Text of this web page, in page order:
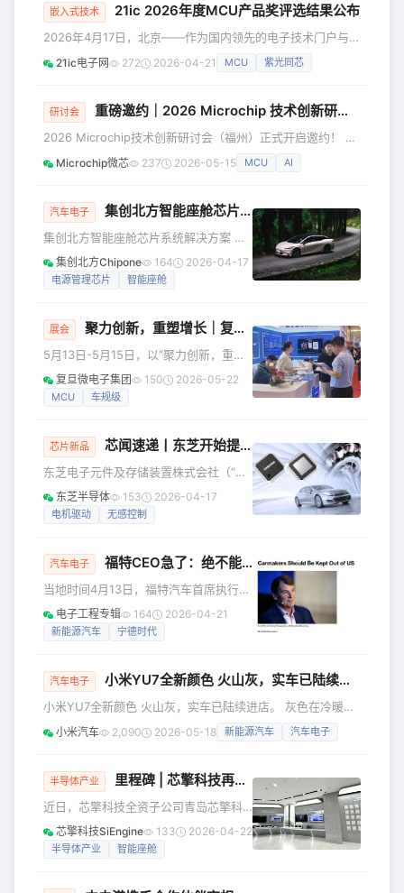
术积累与创新，获得市场的高度认可，
最终成功斩获“电机控制技术市场优秀表
现企业奖”这一殊荣。 此次获奖，不仅是
对凌鸥创芯在电机控制领域持续投入的
求的精准洞察。我们倾力打造的
LKS32AT03
嵌入式技术 21ic 2026年度MCU产品奖评选结果公布
2026年4月17日，北京——作为国内领先的电子技术门户与工
程师社区，21ic电子网今日正式公布“21ic 2026年度MCU产
品奖”评选结果。本次评选聚焦MCU在“应用定义芯片”时代的
底层技术演进与应用长板，划分为多个专业赛道，旨在为广大
设计工程师提供权威、实用的选型参考。 本次评选严格考察
产品的量化参数（如主频、功耗、环路延迟、采样精度等
21ic电子网 272 2026-04-21 MCU 紫光同芯
研讨会 重磅邀约｜2026 Microchip 技术创新研讨会（福州），与您共探 AI 与汽车工业新机遇
2026 Microchip技术创新研讨会（福州）正式开启邀约！ 本
次研讨会将聚焦AI与汽车、工业技术的深度融合，深挖行业变
革带来的全新发展机遇，诚邀行业同仁、研发工程师、企业技
同探索智能、互联、安全领域的未来发展新方向。 本场技术
创新研讨会将重点聚焦： ✅ AI与电动汽车推动的高效能源转
换 ✅ AI时代MCU / MPU的开发新模式
Microchip微芯 237 2026-05-15 MCU AI
汽车电子 集创北方智能座舱芯片系统解决方案量产上车昊铂GT轿车
集创北方智能座舱芯片系统解决方案 量
产上车昊铂GT轿车 近日，广汽集团高端
新能源品牌昊铂旗下中大型运动轿跑昊
案，精准匹配昊铂 GT 智能座舱部件，
以全自研国产化芯片技术，为整车智能
座舱核心交互环节提供稳定、高效、安
全的底层技术支撑。 此次搭载的集创北
方车规级显示触控一体化芯片
供应链的车
集创北方Chipone 164 2026-04-17
电源管理芯片 智能座舱
展会 聚力创新，重塑增长｜复旦微电子精彩亮相第五届上海国际充换电与光储充展览会
5月13日-5月15日，以“聚力创新，重塑
增长”为主题的2026第五届上海国际充换
电与光储充展览会在上海汽车会展中心
电站、光储充、充电运营、电动重卡等
核心方向，是一场为充换电产业定调、
赋能、聚势的年度盛会。 复旦微电子集
团携多款汽车充电桩/枪漏电保护芯片受
邀亮相，展台现场客商驻足咨询、行业
子在新能
复旦微电子集团 150 2026-05-22
MCU 车规级
芯片新品 芯闻速递丨东芝开始提供集成微控制器与电机驱动电路的新一代“SmartMCD™”系列产品的工程样品
东芝电子元件及存储装置株式会社（“东
芝”）今日宣布，推出集成了微控制器
（MCU）与电机驱动电路的新一代
3相直流无刷电机低速运行的无感控制技
术，现已开始提供工程样品。
TB9M030FG适用于电动水泵、电动油
泵、电动风扇以及电动鼓风机等汽车应
用中3相直流无刷电机的无感控制。 随
化进
东芝半导体 153 2026-04-17
电机驱动 无感控制
汽车电子 福特CEO急了：绝不能让中国车进美国！
当地时间4月13日，福特汽车首席执行官
吉姆·法利（Jim Farley）在接受福克斯
新闻频道《福克斯与朋友们》（Fox
内的美国汽车制造商构成"生存威
胁"，"绝不能让中国车进入美国"。 曾提
议中美合资建厂 法利指出，中国拥有足
够生产超过5000万辆汽车的产能，"足以
们绝不能让他们
电子工程专辑 164 2026-04-21
新能源汽车 宁德时代
汽车电子 小米YU7全新颜色 火山灰，实车已陆续进店
小米YU7全新颜色 火山灰，实车已陆续进店。 灰色在冷暖光
影间细腻变化，朦胧而富有层次，低调却经得起反复品味。欢
迎大家到店近距离品鉴，详细门店地址大家可以看看～ 同
进店，敬请期待。由于运输时间差异，准确到店时间咨询门
店。 361家门店详细信息，欢迎到店看车 北京：共17家 小米
汽车超级工厂店 小米汽车北京市大兴区京南运通汽车园销售
服务中心 小
小米汽车 2,090 2026-05-18 新能源汽车 汽车电子
半导体产业 里程碑 | 芯擎科技再落关键一子，引领青岛“芯”力量加速崛起
近日，芯擎科技全资子公司青岛芯擎科
技有限公司正式完成初期建设并启动运
营。这是芯擎科技在全国范围内优化产
芯擎科技SiEngine 133 2026-04-22
半导体产业 智能座舱